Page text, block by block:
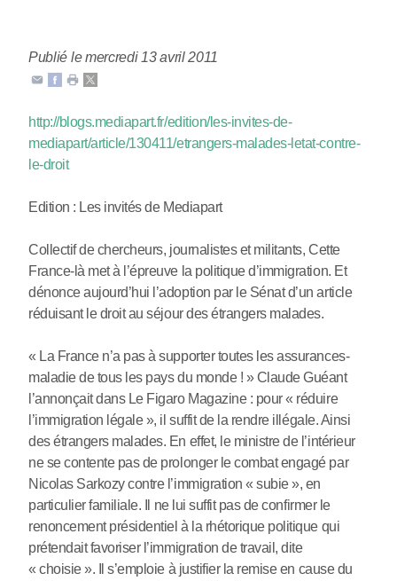
Publié le mercredi 13 avril 2011
http://blogs.mediapart.fr/edition/les-invites-de-
mediapart/article/130411/etrangers-malades-letat-contre-
le-droit
Edition : Les invités de Mediapart
Collectif de chercheurs, journalistes et militants, Cette
France-là met à l’épreuve la politique d’immigration. Et
dénonce aujourd’hui l’adoption par le Sénat d’un article
réduisant le droit au séjour des étrangers malades.
« La France n’a pas à supporter toutes les assurances-
maladie de tous les pays du monde ! » Claude Guéant
l’annonçait dans Le Figaro Magazine : pour « réduire
l’immigration légale », il suffit de la rendre illégale. Ainsi
des étrangers malades. En effet, le ministre de l’intérieur
ne se contente pas de prolonger le combat engagé par
Nicolas Sarkozy contre l’immigration « subie », en
particulier familiale. Il ne lui suffit pas de confirmer le
renoncement présidentiel à la rhétorique politique qui
prétendait favoriser l’immigration de travail, dite
« choisie ». Il s’emploie à justifier la remise en cause du